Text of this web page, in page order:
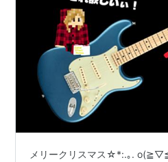
メリークリスマス☆*:.｡.